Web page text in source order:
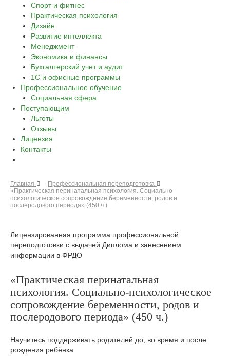
Спорт и фитнес
Практическая психология
Дизайн
Развитие интеллекта
Менеджмент
Экономика и финансы
Бухгалтерский учет и аудит
1С и офисные программы
Профессиональное обучение
Социальная сфера
Поступающим
Льготы
Отзывы
Лицензия
Контакты
Главная
Профессиональная переподготовка
«Практическая перинатальная психология. Социально-
психологическое сопровождение беременности, родов и
послеродового периода» (450 ч.)
Лицензированная программа профессиональной
переподготовки с выдачей Диплома и занесением
информации в ФРДО
«Практическая перинатальная
психология. Социально-психологическое
сопровождение беременности, родов и
послеродового периода» (450 ч.)
Научитесь поддерживать родителей до, во время и после
рождения ребёнка